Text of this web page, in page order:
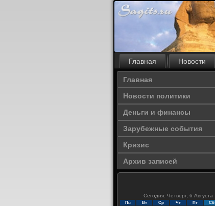
Главная Новости
Главная
Новости политики
Деньги и финансы
Зарубежные события
Кризис
Архив записей
Сегодня: Четверг, 6 Августа
Пн Вт Ср Чт Пт Сб